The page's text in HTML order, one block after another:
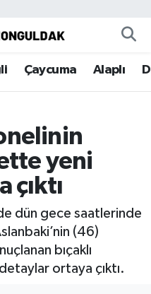
Çaycuma Alaplı
yeni
çıktı
dün gece saatlerinde
(46)
bıçaklı
detaylar ortaya çıktı.
Haritası